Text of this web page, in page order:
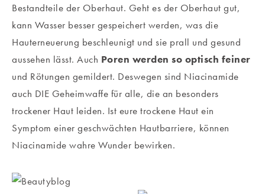
Bestandteile der Oberhaut. Geht es der Oberhaut gut,
kann Wasser besser gespeichert werden, was die
Hauterneuerung beschleunigt und sie prall und gesund
aussehen lässt. Auch Poren werden so optisch feiner
und Rötungen gemildert. Deswegen sind Niacinamide
auch DIE Geheimwaffe für alle, die an besonders
trockener Haut leiden. Ist eure trockene Haut ein
Symptom einer geschwächten Hautbarriere, können
Niacinamide wahre Wunder bewirken.